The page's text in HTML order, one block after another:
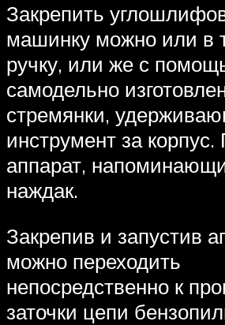
Закрепить
машинку можно или в
ручку, или же с
самодельно
стремянки,
инструмент за корпус.
аппарат,
наждак.
Закрепив и запустив
можно переходить
непосредственно к
заточки цепи